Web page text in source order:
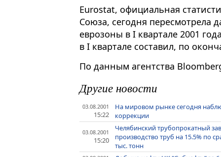
Eurostat, официальная
Союза, сегодня пересмотрела
еврозоны в I квартале 2001
в I квартале составил, по
По данным агентства
Другие новости
03.08.2001
15:22
На мировом рынке сегодня
коррекции
03.08.2001
15:20
Челябинский трубопрокатный
производство труб на 15.5% по
тыс. тонн